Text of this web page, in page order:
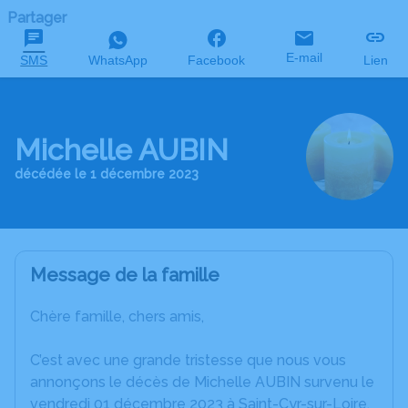
Partager
SMS WhatsApp Facebook E-mail Lien
Michelle AUBIN
décédée le 1 décembre 2023
Message de la famille
Chère famille, chers amis,
C’est avec une grande tristesse que nous vous
annonçons le décès de Michelle AUBIN survenu le
vendredi 01 décembre 2023 à Saint-Cyr-sur-Loire.